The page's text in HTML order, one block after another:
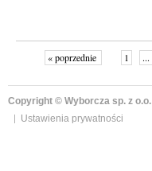
« poprzednie 1 ...
Copyright © Wyborcza sp. z o.o.
Ustawienia prywatności